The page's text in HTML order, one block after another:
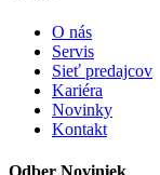
O nás
Servis
Sieť predajcov
Kariéra
Novinky
Kontakt
Odber Noviniek